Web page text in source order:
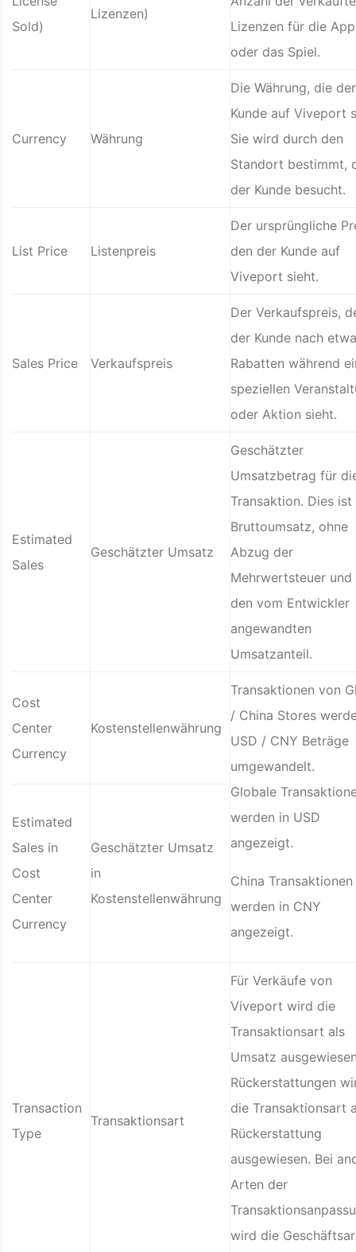
Sold)
Lizenzen)
Lizenzen für die App
oder das Spiel.
Currency Währung
Die Währung, die der
Kunde auf Viveport
Sie wird durch den
Standort bestimmt,
der Kunde besucht.
List Price Listenpreis
Der ursprüngliche
den der Kunde auf
Viveport sieht.
Sales Price Verkaufspreis
Der Verkaufspreis,
der Kunde nach
Rabatten während
speziellen
oder Aktion sieht.
Estimated
Sales
Geschätzter Umsatz
Geschätzter
Umsatzbetrag für
Transaktion. Dies ist
Bruttoumsatz, ohne
Abzug der
Mehrwertsteuer und
den vom Entwickler
angewandten
Umsatzanteil.
Cost
Center
Currency
Kostenstellenwährung
Transaktionen von
/ China Stores
USD / CNY Beträge
umgewandelt.
Globale
werden in USD
angezeigt.
China Transaktionen
werden in CNY
angezeigt.
Estimated
Sales in
Cost
Center
Currency
Geschätzter Umsatz
in
Kostenstellenwährung
Transaction
Type
Transaktionsart
Für Verkäufe von
Viveport wird die
Transaktionsart als
Umsatz
Rückerstattungen
die Transaktionsart
Rückerstattung
ausgewiesen. Bei
Arten der
wird die